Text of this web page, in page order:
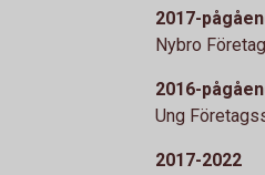
2017-
Nybro
2016-
Ung
2017-2022